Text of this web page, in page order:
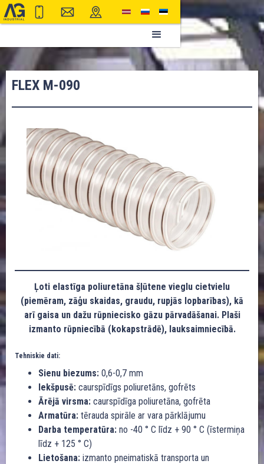
FLEX M-090
Ļoti elastīga poliuretāna šļūtene vieglu cietvielu
(piemēram, zāģu skaidas, graudu, rupjās lopbarības), kā
arī gaisa un dažu rūpniecisko gāzu pārvadāšanai. Plaši
izmanto rūpniecībā (kokapstrādē), lauksaimniecībā.
Tehniskie dati:
Sienu biezums: 0,6-0,7 mm
Iekšpusē: caurspīdīgs poliuretāns, gofrēts
Ārējā virsma: caurspīdīga poliuretāna, gofrēta
Armatūra: tērauda spirāle ar vara pārklājumu
Darba temperatūra: no -40 ° C līdz + 90 ° C (īstermiņa
līdz + 125 ° C)
Lietošana: izmanto pneimatiskā transporta un